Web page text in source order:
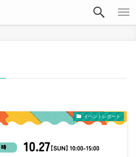
イベントレポート